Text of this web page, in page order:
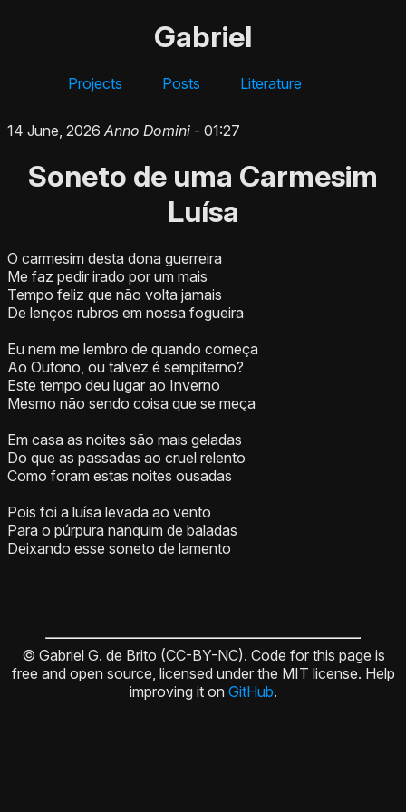
Gabriel
Projects Posts Literature
14 June, 2026 Anno Domini - 01:27
Soneto de uma Carmesim
Luísa
O carmesim desta dona guerreira
Me faz pedir irado por um mais
Tempo feliz que não volta jamais
De lenços rubros em nossa fogueira
Eu nem me lembro de quando começa
Ao Outono, ou talvez é sempiterno?
Este tempo deu lugar ao Inverno
Mesmo não sendo coisa que se meça
Em casa as noites são mais geladas
Do que as passadas ao cruel relento
Como foram estas noites ousadas
Pois foi a luísa levada ao vento
Para o púrpura nanquim de baladas
Deixando esse soneto de lamento
© Gabriel G. de Brito (CC-BY-NC). Code for this page is
free and open source, licensed under the MIT license. Help
improving it on GitHub.